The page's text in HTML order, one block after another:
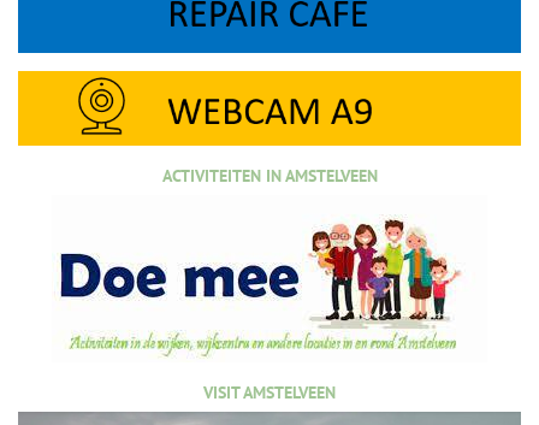
ACTIVITEITEN IN AMSTELVEEN
VISIT AMSTELVEEN